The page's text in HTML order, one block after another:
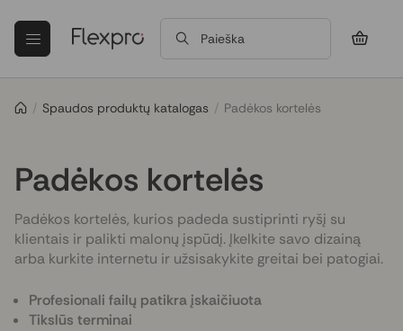
Paieška
/ Spaudos produktų katalogas / Padėkos kortelės
Padėkos kortelės
Padėkos kortelės, kurios padeda sustiprinti ryšį su
klientais ir palikti malonų įspūdį. Įkelkite savo dizainą
arba kurkite internetu ir užsisakykite greitai bei patogiai.
Profesionali failų patikra įskaičiuota
Tikslūs terminai